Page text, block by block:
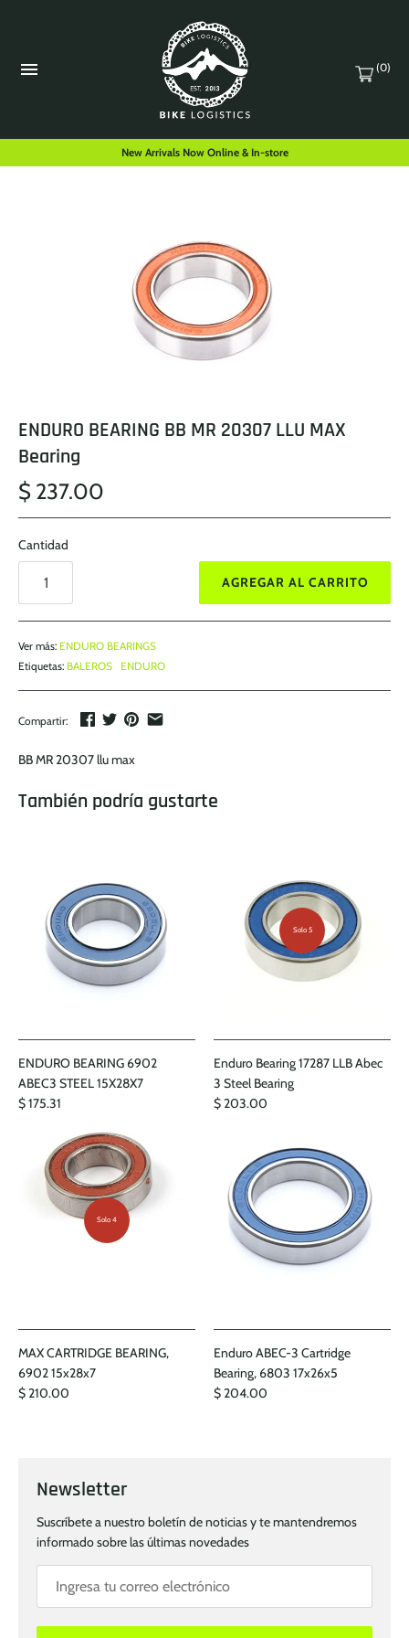
(0)
New Arrivals Now Online & In-store
ENDURO BEARING BB MR 20307 LLU MAX
Bearing
$ 237.00
Cantidad
AGREGAR AL CARRITO
Ver más: ENDURO BEARINGS
Etiquetas: BALEROS ENDURO
Compartir:
BB MR 20307 llu max
También podría gustarte
ENDURO BEARING 6902
ABEC3 STEEL 15X28X7
$ 175.31
Solo 5
Enduro Bearing 17287 LLB Abec
3 Steel Bearing
$ 203.00
Solo 4
MAX CARTRIDGE BEARING,
6902 15x28x7
$ 210.00
Enduro ABEC-3 Cartridge
Bearing, 6803 17x26x5
$ 204.00
Newsletter
Suscríbete a nuestro boletín de noticias y te mantendremos
informado sobre las últimas novedades